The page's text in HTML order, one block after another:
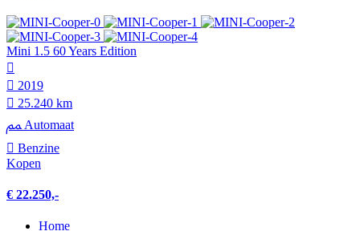
Mini 1.5 60 Years Edition
2019
25.240 km
Automaat
Benzine
Kopen
€ 22.250,-
Home